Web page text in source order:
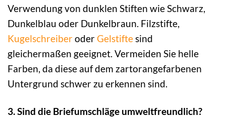
Verwendung von dunklen Stiften wie Schwarz,
Dunkelblau oder Dunkelbraun. Filzstifte,
KugelschreiberoderGelstiftesind
gleichermaßen geeignet. Vermeiden Sie helle
Farben, da diese auf dem zartorangefarbenen
Untergrund schwer zu erkennen sind.
3. Sind die Briefumschläge umweltfreundlich?